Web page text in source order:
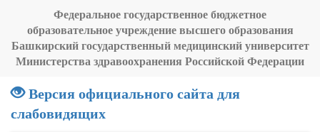
Федеральное государственное бюджетное
образовательное учреждение высшего образования
Башкирский государственный медицинский университет
Министерства здравоохранения Российской Федерации
Версия официального сайта для
слабовидящих